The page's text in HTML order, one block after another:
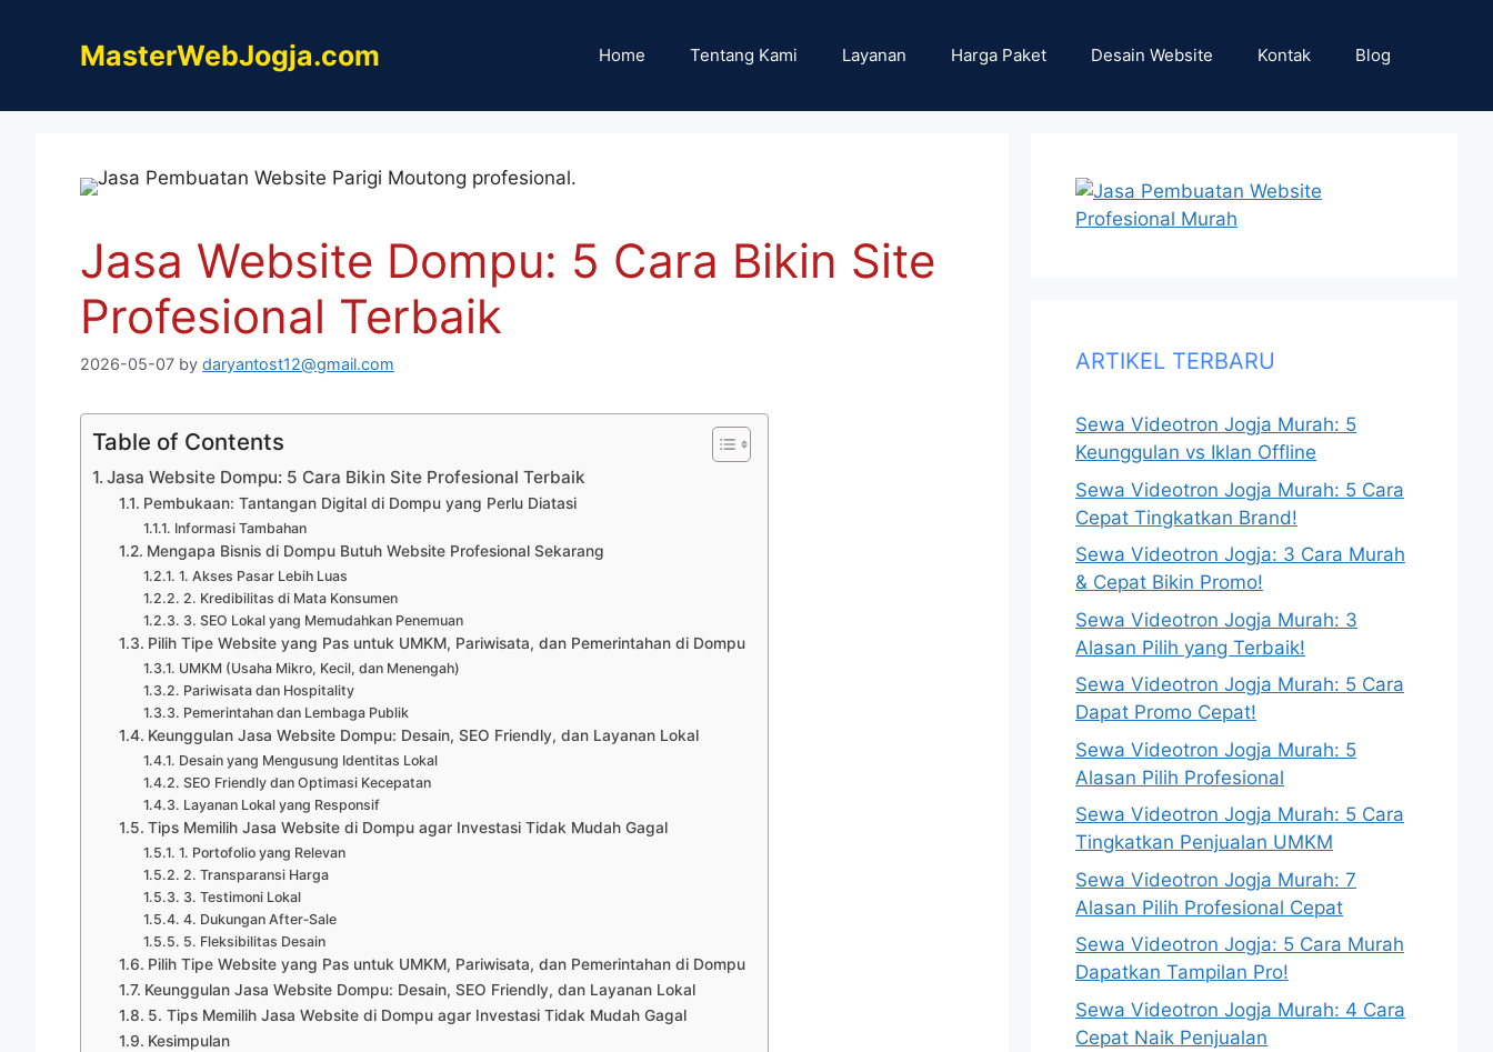
MasterWebJogja.com Home Tentang Kami Layanan Harga Paket Desain Website Kontak Blog
Jasa Website Dompu: 5 Cara Bikin Site
Profesional Terbaik
2026-05-07 by daryantost12@gmail.com
Table of Contents
Jasa Website Dompu: 5 Cara Bikin Site Profesional Terbaik
Pembukaan: Tantangan Digital di Dompu yang Perlu Diatasi
Informasi Tambahan
Mengapa Bisnis di Dompu Butuh Website Profesional Sekarang
1. Akses Pasar Lebih Luas
2. Kredibilitas di Mata Konsumen
3. SEO Lokal yang Memudahkan Penemuan
Pilih Tipe Website yang Pas untuk UMKM, Pariwisata, dan Pemerintahan di Dompu
UMKM (Usaha Mikro, Kecil, dan Menengah)
Pariwisata dan Hospitality
Pemerintahan dan Lembaga Publik
Keunggulan Jasa Website Dompu: Desain, SEO Friendly, dan Layanan Lokal
Desain yang Mengusung Identitas Lokal
SEO Friendly dan Optimasi Kecepatan
Layanan Lokal yang Responsif
Tips Memilih Jasa Website di Dompu agar Investasi Tidak Mudah Gagal
1. Portofolio yang Relevan
2. Transparansi Harga
3. Testimoni Lokal
4. Dukungan After‑Sale
5. Fleksibilitas Desain
Pilih Tipe Website yang Pas untuk UMKM, Pariwisata, dan Pemerintahan di Dompu
Keunggulan Jasa Website Dompu: Desain, SEO Friendly, dan Layanan Lokal
5. Tips Memilih Jasa Website di Dompu agar Investasi Tidak Mudah Gagal
Kesimpulan
ARTIKEL TERBARU
Sewa Videotron Jogja Murah: 5
Keunggulan vs Iklan Offline
Sewa Videotron Jogja Murah: 5 Cara
Cepat Tingkatkan Brand!
Sewa Videotron Jogja: 3 Cara Murah
& Cepat Bikin Promo!
Sewa Videotron Jogja Murah: 3
Alasan Pilih yang Terbaik!
Sewa Videotron Jogja Murah: 5 Cara
Dapat Promo Cepat!
Sewa Videotron Jogja Murah: 5
Alasan Pilih Profesional
Sewa Videotron Jogja Murah: 5 Cara
Tingkatkan Penjualan UMKM
Sewa Videotron Jogja Murah: 7
Alasan Pilih Profesional Cepat
Sewa Videotron Jogja: 5 Cara Murah
Dapatkan Tampilan Pro!
Sewa Videotron Jogja Murah: 4 Cara
Cepat Naik Penjualan